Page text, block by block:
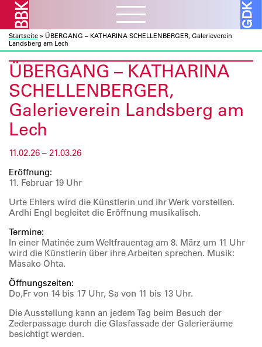
Aktuelles ᐯ
BBK Muc und Obb
BBK Bund und Länder
Ausschreibungen
Atelierbörse
Fortbildung
Ressourcen
Verbandsarbeit
Kulturelle Bildung
Kunst und Bauen
Vor- und Nachlässe
Projekte
Mitglieder ᐯ
Ausstellungen
Beratung
Internes
Mitglieder A – Z
Fördermitglieder
Über uns
Verbandsorganisation
Sozialfonds
Publikationen
Kontakt
Galerie
Rückschau
Über die Galerie
Startseite » ÜBERGANG – KATHARINA SCHELLENBERGER, Galerieverein
Landsberg am Lech
ÜBERGANG – KATHARINA
SCHELLENBERGER,
Galerieverein Landsberg am
Lech
11.02.26 – 21.03.26
Eröffnung:
11. Februar 19 Uhr
Urte Ehlers wird die Künstlerin und ihr Werk vorstellen.
Ardhi Engl begleitet die Eröffnung musikalisch.
Termine:
In einer Matinée zum Weltfrauentag am 8. März um 11 Uhr
wird die Künstlerin über ihre Arbeiten sprechen. Musik:
Masako Ohta.
Öffnungszeiten:
Do,Fr von 14 bis 17 Uhr, Sa von 11 bis 13 Uhr.
Die Ausstellung kann an jedem Tag beim Besuch der
Zederpassage durch die Glasfassade der Galerieräume
besichtigt werden.